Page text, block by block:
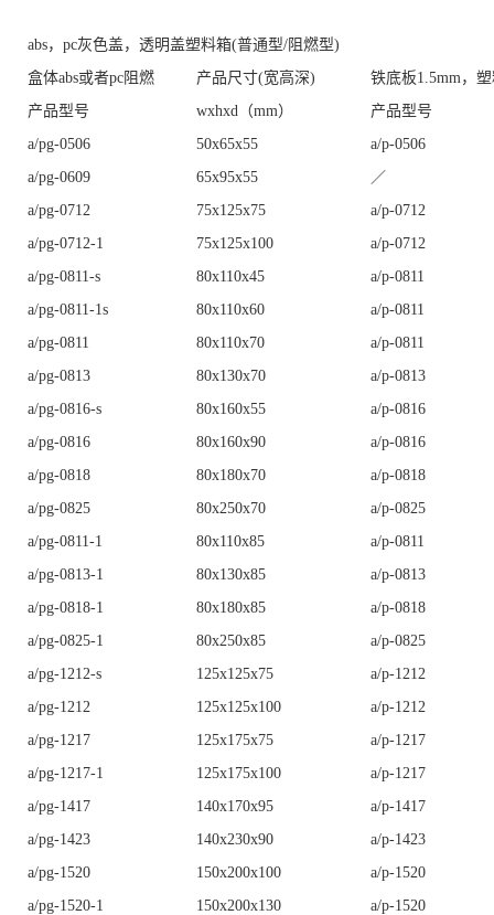
abs， pc灰色盖，透明盖塑料箱(普通型/阻燃型)
盒体abs或者pc阻燃 产品尺寸(宽高深) 铁底板1.5mm，
产品型号
wxhxd （mm）
产品型号
a/pg-0506
50x65x55
a/p-0506
a/pg-0609
65x95x55
／
a/pg-0712
75x125x75
a/p-0712
a/pg-0712-1
75x125x100
a/p-0712
a/pg-0811-s
80x110x45
a/p-0811
a/pg-0811-1s
80x110x60
a/p-0811
a/pg-0811
80x110x70
a/p-0811
a/pg-0813
80x130x70
a/p-0813
a/pg-0816-s
80x160x55
a/p-0816
a/pg-0816
80x160x90
a/p-0816
a/pg-0818
80x180x70
a/p-0818
a/pg-0825
80x250x70
a/p-0825
a/pg-0811-1
80x110x85
a/p-0811
a/pg-0813-1
80x130x85
a/p-0813
a/pg-0818-1
80x180x85
a/p-0818
a/pg-0825-1
80x250x85
a/p-0825
a/pg-1212-s
125x125x75
a/p-1212
a/pg-1212
125x125x100
a/p-1212
a/pg-1217
125x175x75
a/p-1217
a/pg-1217-1
125x175x100
a/p-1217
a/pg-1417
140x170x95
a/p-1417
a/pg-1423
140x230x90
a/p-1423
a/pg-1520
150x200x100
a/p-1520
a/pg-1520-1
150x200x130
a/p-1520